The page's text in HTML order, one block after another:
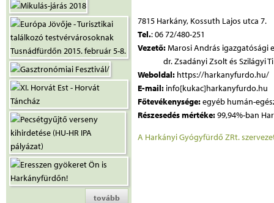
tovább
7815 Harkány, Kossuth Lajos utca 7.
Tel.: 06 72/480-251
Vezető:Marosi András igazgatósági
dr. Zsadányi Zsolt és Szilágyi
Weboldal: https://harkanyfurdo.hu/
E-mail: info[kukac]harkanyfurdo.hu
Főtevékenysége:egyéb humán-
Részesedés mértéke:99,94%-ban
A Harkányi Gyógyfürdő ZRt.